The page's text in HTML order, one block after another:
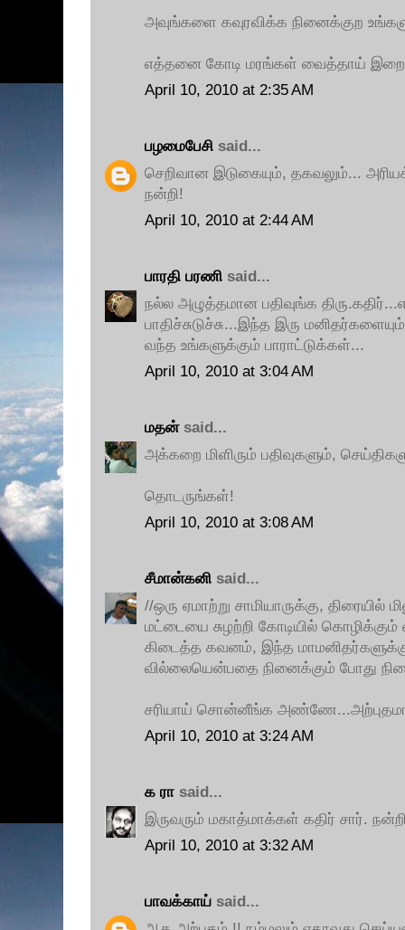
அவுங்களை கவுரவிக்க நினைக்குற
எத்தனை கோடி மரங்கள் வைத்தாய்
April 10, 2010 at 2:35 AM
பழமைபேசி said...
செறிவான இடுகையும், தகவலும்...
நன்றி!
April 10, 2010 at 2:44 AM
பாரதி பரணி said...
நல்ல அழுத்தமான பதிவுங்க
பாதிச்சுடுச்சு...இந்த இரு
வந்த உங்களுக்கும் பாராட்டுக்கள்...
April 10, 2010 at 3:04 AM
மதன்said...
அக்கறை மிளிரும் பதிவுகளும்,
தொடருங்கள்!
April 10, 2010 at 3:08 AM
சீமான்கனி said...
//ஒரு ஏமாற்று சாமியாருக்கு, திரையில்
மட்டையை சுழற்றி கோடியில் கொழிக்கும்
கிடைத்த கவனம், இந்த
வில்லையென்பதை நினைக்கும் போது
சரியாய் சொன்னீங்க அண்ணே...அற்புதமான
April 10, 2010 at 3:24 AM
க ரா said...
இருவரும் மகாத்மாக்கள் கதிர் சார்.
April 10, 2010 at 3:32 AM
பாவக்காய் said...